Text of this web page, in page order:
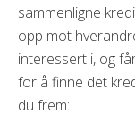
sammenligne
opp mot
interessert i, og
for å finne det
du frem: